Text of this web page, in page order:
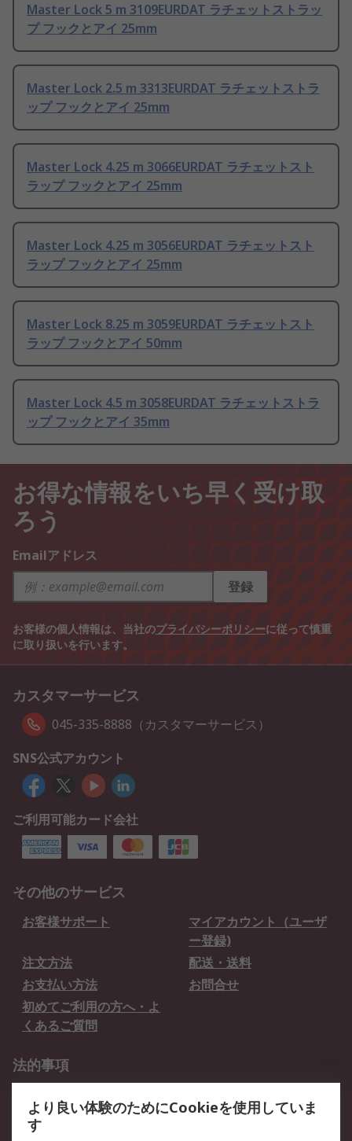
Master Lock 5 m 3109EURDAT ラチェットストラッ
プ フックとアイ 25mm
Master Lock 2.5 m 3313EURDAT ラチェットストラ
ップ フックとアイ 25mm
Master Lock 4.25 m 3066EURDAT ラチェットスト
ラップ フックとアイ 25mm
Master Lock 4.25 m 3056EURDAT ラチェットスト
ラップ フックとアイ 25mm
Master Lock 8.25 m 3059EURDAT ラチェットスト
ラップ フックとアイ 50mm
Master Lock 4.5 m 3058EURDAT ラチェットストラ
ップ フックとアイ 35mm
お得な情報をいち早く受け取
ろう
Emailアドレス
登録
お客様の個人情報は、当社のプライバシーポリシーに従って慎重
に取り扱いを行います。
カスタマーサービス
045-335-8888（カスタマーサービス）
SNS公式アカウント
ご利用可能カード会社
その他のサービス
お客様サポート
マイアカウント（ユーザ
ー登録)
注文方法
配送・送料
お支払い方法
お問合せ
初めてご利用の方へ・よ
くあるご質問
法的事項
クッキーポリシー
より良い体験のためにCookieを使用していま
す